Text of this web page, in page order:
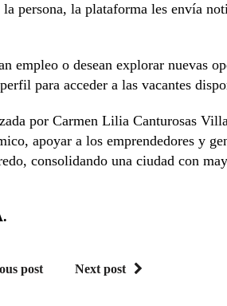
persona, la plataforma les envía
empleo o desean explorar nuevas
para acceder a las vacantes
por Carmen Lilia Canturosas
apoyar a los emprendedores y
consolidando una ciudad con
post Next post